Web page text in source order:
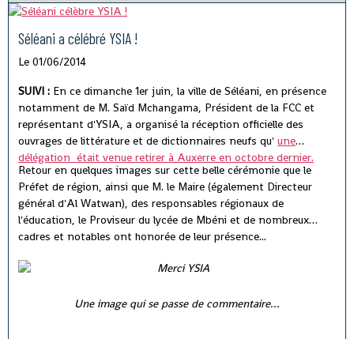
Séléani a célébré YSIA !
Le 01/06/2014
SUIVI : En ce dimanche 1er juin, la ville de Séléani, en présence
notamment de M. Saïd Mchangama, Président de la FCC et
représentant d'YSIA, a organisé la réception officielle des
ouvrages de littérature et de dictionnaires neufs qu' une
délégation était venue retirer à Auxerre en octobre dernier.
Retour en quelques images sur cette belle cérémonie que le
Préfet de région, ainsi que M. le Maire (également Directeur
général d'Al Watwan), des responsables régionaux de
l'éducation, le Proviseur du lycée de Mbéni et de nombreux
cadres et notables ont honorée de leur présence...
Une image qui se passe de commentaire...